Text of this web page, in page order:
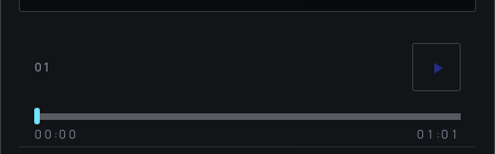
01
00:00 01:01